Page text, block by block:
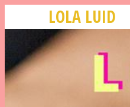
LOLA LUID